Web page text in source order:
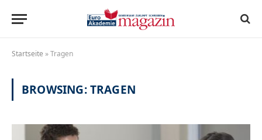
Startseite »Tragen
BROWSING:TRAGEN